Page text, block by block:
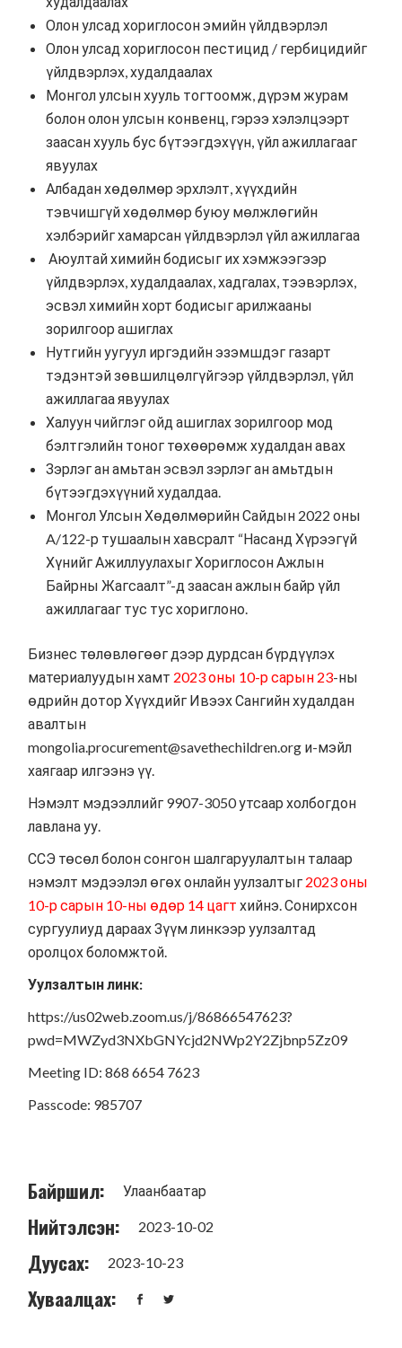
Олон улсад хориглосон эмийн үйлдвэрлэл
Олон улсад хориглосон пестицид / гербицидийг
үйлдвэрлэх, худалдаалах
Монгол улсын хууль тогтоомж, дүрэм журам
болон олон улсын конвенц, гэрээ хэлэлцээрт
заасан хууль бус бүтээгдэхүүн, үйл ажиллагааг
явуулах
Албадан хөдөлмөр эрхлэлт, хүүхдийн
тэвчишгүй хөдөлмөр буюу мөлжлөгийн
хэлбэрийг хамарсан үйлдвэрлэл үйл ажиллагаа
Аюултай химийн бодисыг их хэмжээгээр
үйлдвэрлэх, худалдаалах, хадгалах, тээвэрлэх,
эсвэл химийн хорт бодисыг арилжааны
зорилгоор ашиглах
Нутгийн уугуул иргэдийн эзэмшдэг газарт
тэдэнтэй зөвшилцөлгүйгээр үйлдвэрлэл, үйл
ажиллагаа явуулах
Халуун чийглэг ойд ашиглах зорилгоор мод
бэлтгэлийн тоног төхөөрөмж худалдан авах
Зэрлэг ан амьтан эсвэл зэрлэг ан амьтдын
бүтээгдэхүүний худалдаа.
Монгол Улсын Хөдөлмөрийн Сайдын 2022 оны
A/122-р тушаалын хавсралт “Насанд Хүрээгүй
Хүнийг Ажиллуулахыг Хориглосон Ажлын
Байрны Жагсаалт”-д заасан ажлын байр үйл
ажиллагааг тус тус хориглоно.
Бизнес төлөвлөгөөг дээр дурдсан бүрдүүлэх
материалуудын хамт 2023 оны 10-р сарын 23-ны
өдрийн дотор Хүүхдийг Ивээх Сангийн худалдан
авалтын
mongolia.procurement@savethechildren.org и-мэйл
хаягаар илгээнэ үү.
Нэмэлт мэдээллийг 9907-3050 утсаар холбогдон
лавлана уу.
ССЭ төсөл болон сонгон шалгаруулалтын талаар
нэмэлт мэдээлэл өгөх онлайн уулзалтыг 2023 оны
10-р сарын 10-ны өдөр 14 цагтхийнэ. Сонирхсон
сургуулиуд дараахЗүүм линкээруулзалтад
оролцох боломжтой.
Уулзалтын линк:
https://us02web.zoom.us/j/86866547623?
pwd=MWZyd3NXbGNYcjd2NWp2Y2Zjbnp5Zz09
Meeting ID: 868 6654 7623
Passcode: 985707
Байршил: Улаанбаатар
Нийтэлсэн: 2023-10-02
Дуусах: 2023-10-23
Хуваалцах: